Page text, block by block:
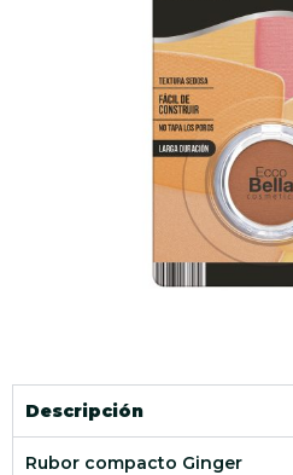
Descripción
Rubor compacto Ginger